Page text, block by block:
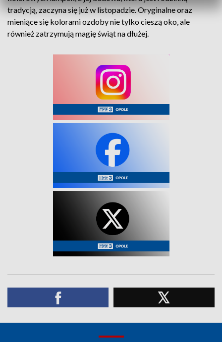
tradycją, zaczyna się już w listopadzie. Oryginalne oraz
mieniące się kolorami ozdoby nie tylko cieszą oko, ale
również zatrzymują magię świąt na dłużej.